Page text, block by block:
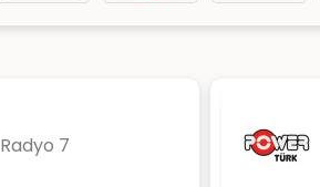
Radyo 7